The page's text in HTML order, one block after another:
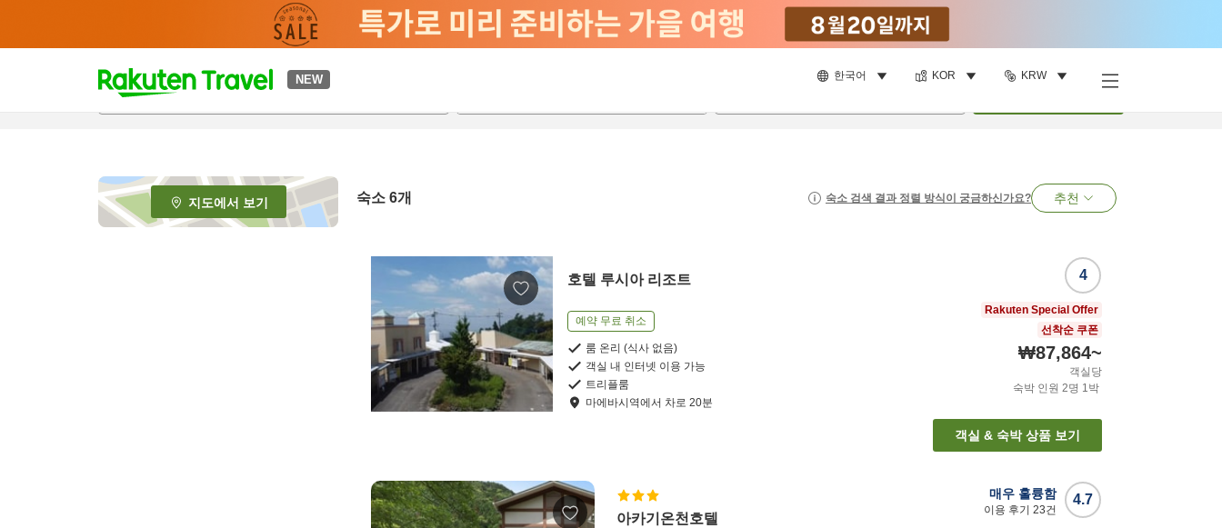
NEW 한국어 KOR KRW
t
p
e
_
s
지도에서 보기 숙소 6개 숙소 검색 결과 정렬 방식이 궁금하신가요? 추천
호텔 루시아 리조트
예약 무료 취소
룸 온리 (식사 없음)
객실 내 인터넷 이용 가능
트리플룸
마에바시역에서 차로 20분
4
Rakuten Special Offer
선착순 쿠폰
₩87,864~
객실당
숙박 인원 2명 1박
객실 & 숙박 상품 보기
아카기온천호텔
4.7
매우 훌륭함
이용 후기 23건